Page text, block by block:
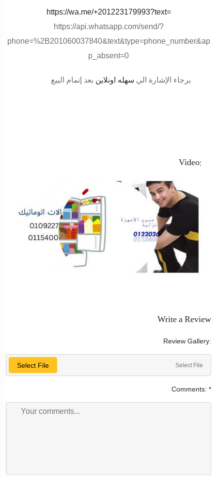
https://wa.me/+201223179993?text=
https://api.whatsapp.com/send/?
phone=%2B201060037840&text&type=phone_number&ap
p_absent=0
برجاء الإشارة الي سهله اونلاين بعد إتمام البيع
Video:
Write a Review
Review Gallery:
Select File Select File
Comments: *